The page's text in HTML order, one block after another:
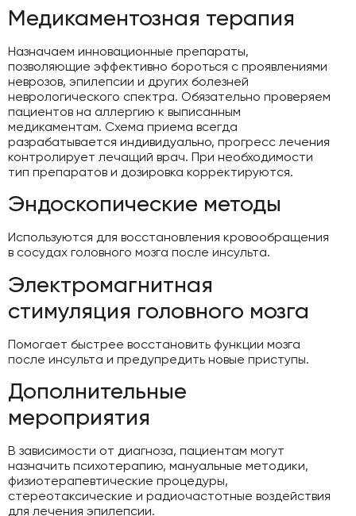
Медикаментозная терапия
Назначаем инновационные препараты,
позволяющие эффективно бороться с проявлениями
неврозов, эпилепсии и других болезней
неврологического спектра. Обязательно проверяем
пациентов на аллергию к выписанным
медикаментам. Схема приема всегда
разрабатывается индивидуально, прогресс лечения
контролирует лечащий врач. При необходимости
тип препаратов и дозировка корректируются.
Эндоскопические методы
Используются для восстановления кровообращения
в сосудах головного мозга после инсульта.
Электромагнитная
стимуляция головного мозга
Помогает быстрее восстановить функции мозга
после инсульта и предупредить новые приступы.
Дополнительные
мероприятия
В зависимости от диагноза, пациентам могут
назначить психотерапию, мануальные методики,
физиотерапевтические процедуры,
стереотаксические и радиочастотные воздействия
для лечения эпилепсии.